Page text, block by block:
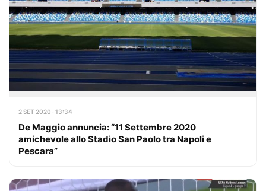
2 SET 2020 · 13:34
De Maggio annuncia: “11 Settembre 2020
amichevole allo Stadio San Paolo tra Napoli e
Pescara”